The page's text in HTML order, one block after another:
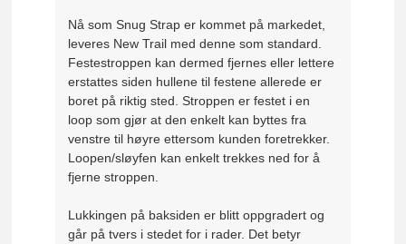
Nå som Snug Strap er kommet på markedet,
leveres New Trail med denne som standard.
Festestroppen kan dermed fjernes eller lettere
erstattes siden hullene til festene allerede er
boret på riktig sted. Stroppen er festet i en
loop som gjør at den enkelt kan byttes fra
venstre til høyre ettersom kunden foretrekker.
Loopen/sløyfen kan enkelt trekkes ned for å
fjerne stroppen.
Lukkingen på baksiden er blitt oppgradert og
går på tvers i stedet for i rader. Det betyr